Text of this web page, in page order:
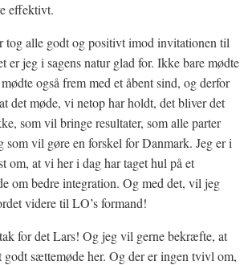
effektivt.
tog alle godt og positivt imod invitationen til
er jeg i sagens natur glad for. Ikke bare mødte
også frem med et åbent sind, og derfor
det møde, vi netop har holdt, det bliver det
som vil bringe resultater, som alle parter
som vil gøre en forskel for Danmark. Jeg er i
om, at vi her i dag har taget hul på et
om bedre integration. Og med det, vil jeg
videre til LO’s formand!
for det Lars! Og jeg vil gerne bekræfte, at
sættemøde her. Og der er ingen tvivl om,